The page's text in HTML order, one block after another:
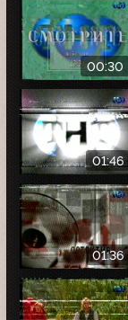
00:30
01:46
01:36